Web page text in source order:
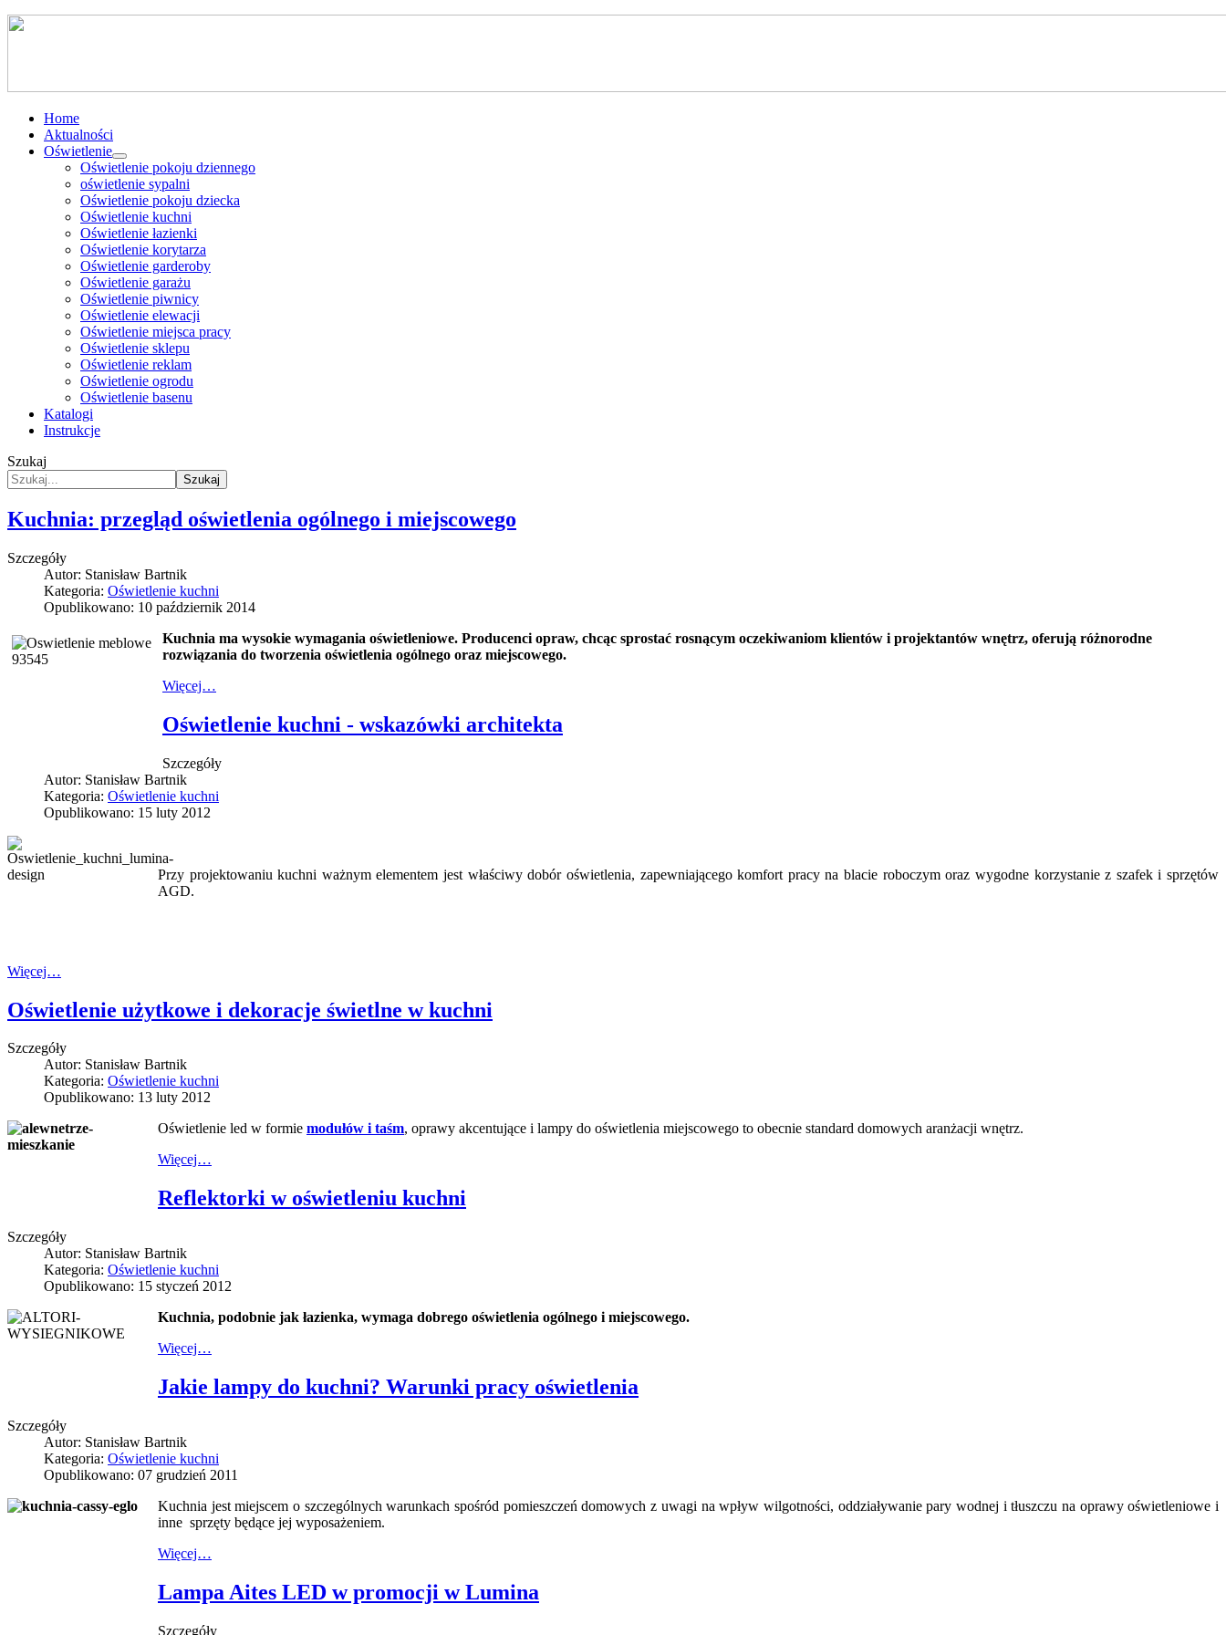
Home
Aktualności
Oświetlenie
Oświetlenie pokoju dziennego
oświetlenie sypalni
Oświetlenie pokoju dziecka
Oświetlenie kuchni
Oświetlenie łazienki
Oświetlenie korytarza
Oświetlenie garderoby
Oświetlenie garażu
Oświetlenie piwnicy
Oświetlenie elewacji
Oświetlenie miejsca pracy
Oświetlenie sklepu
Oświetlenie reklam
Oświetlenie ogrodu
Oświetlenie basenu
Katalogi
Instrukcje
Szukaj
Szukaj
Kuchnia: przegląd oświetlenia ogólnego i miejscowego
Szczegóły
Autor: Stanisław Bartnik
Kategoria: Oświetlenie kuchni
Opublikowano: 10 październik 2014
Kuchnia ma wysokie wymagania oświetleniowe. Producenci opraw, chcąc sprostać rosnącym oczekiwaniom klientów i projektantów wnętrz, oferują różnorodne
rozwiązania do tworzenia oświetlenia ogólnego oraz miejscowego.
Więcej…
Oświetlenie kuchni - wskazówki architekta
Szczegóły
Autor: Stanisław Bartnik
Kategoria: Oświetlenie kuchni
Opublikowano: 15 luty 2012
Przy projektowaniu kuchni ważnym elementem jest właściwy dobór oświetlenia, zapewniającego komfort pracy na blacie roboczym oraz wygodne korzystanie z szafek i sprzętów
AGD.
Więcej…
Oświetlenie użytkowe i dekoracje świetlne w kuchni
Szczegóły
Autor: Stanisław Bartnik
Kategoria: Oświetlenie kuchni
Opublikowano: 13 luty 2012
Oświetlenie led w formie modułów i taśm, oprawy akcentujące i lampy do oświetlenia miejscowego to obecnie standard domowych aranżacji wnętrz.
Więcej…
Reflektorki w oświetleniu kuchni
Szczegóły
Autor: Stanisław Bartnik
Kategoria: Oświetlenie kuchni
Opublikowano: 15 styczeń 2012
Kuchnia, podobnie jak łazienka, wymaga dobrego oświetlenia ogólnego i miejscowego.
Więcej…
Jakie lampy do kuchni? Warunki pracy oświetlenia
Szczegóły
Autor: Stanisław Bartnik
Kategoria: Oświetlenie kuchni
Opublikowano: 07 grudzień 2011
Kuchnia jest miejscem o szczególnych warunkach spośród pomieszczeń domowych z uwagi na wpływ wilgotności, oddziaływanie pary wodnej i tłuszczu na oprawy oświetleniowe i
inne sprzęty będące jej wyposażeniem.
Więcej…
Lampa Aites LED w promocji w Lumina
Szczegóły